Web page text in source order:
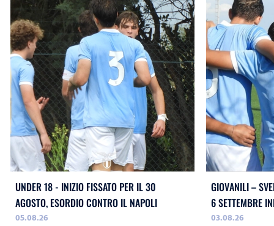
UNDER 18 - INIZIO FISSATO PER IL 30
AGOSTO, ESORDIO CONTRO IL NAPOLI
05.08.26
GIOVANILI –
03.08.26